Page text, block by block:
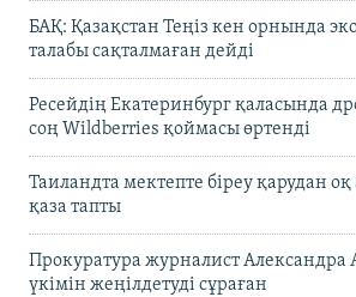
БАҚ: Қазақстан Теңіз кен орнында
талабы сақталмаған дейді
Ресейдің Екатеринбург қаласында
соң Wildberries қоймасы өртенді
Таиландта мектепте біреу қарудан
қаза тапты
Прокуратура журналист Александра
үкімін жеңілдетуді сұраған